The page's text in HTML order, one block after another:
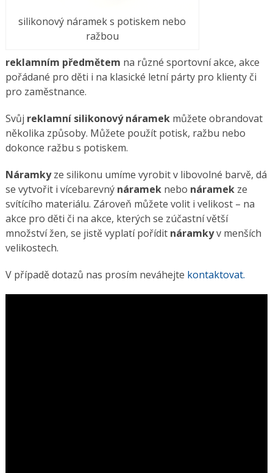
silikonový náramek s potiskem nebo
ražbou
reklamním předmětem na různé sportovní akce, akce
pořádané pro děti i na klasické letní párty pro klienty či
pro zaměstnance.
Svůj reklamní silikonový náramekmůžete obrandovat
několika způsoby. Můžete použít potisk, ražbu nebo
dokonce ražbu s potiskem.
Náramkyze silikonu umíme vyrobit v libovolné barvě, dá
se vytvořit i vícebarevný nárameknebo náramekze
svítícího materiálu. Zároveň můžete volit i velikost – na
akce pro děti či na akce, kterých se zúčastní větší
množství žen, se jistě vyplatí pořídit náramkyv menších
velikostech.
V případě dotazů nas prosím neváhejte kontaktovat.